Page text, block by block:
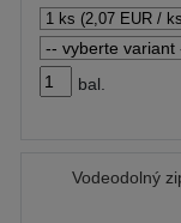
bal.
Vodeodolný